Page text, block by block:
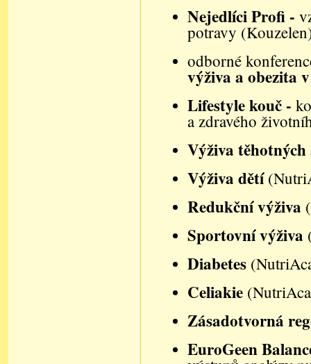
Nejedlíci Profi -
potravy
odborné
výživa a obezita
Lifestyle kouč -
a zdravého
Výživa
Výživa dětí
Redukční výživa
Sportovní výživa
Diabetes
Celiakie
Zásadotvorná
EuroGeen